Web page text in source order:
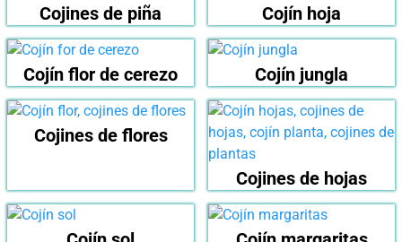
Cojines de piña Cojín hoja
Cojín flor de cerezo Cojín jungla
Cojines de flores
Cojines de hojas